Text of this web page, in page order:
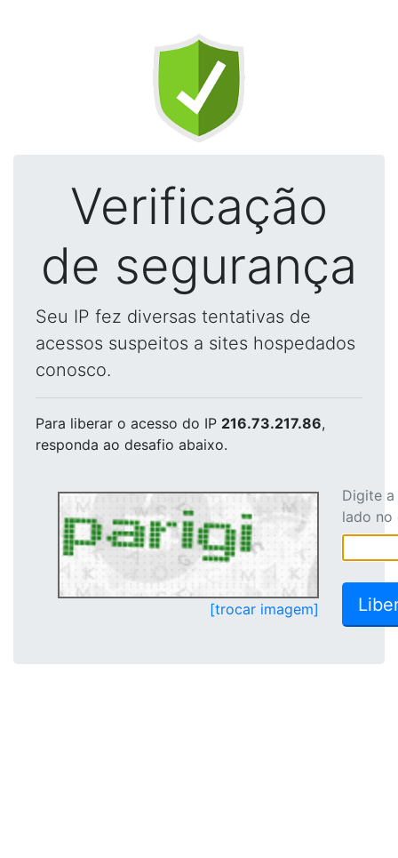
Verificação
de segurança
Seu IP fez diversas tentativas de
acessos suspeitos a sites hospedados
conosco.
Para liberar o acesso do IP 216.73.217.86,
responda ao desafio abaixo.
[trocar imagem]
Digite
lado no